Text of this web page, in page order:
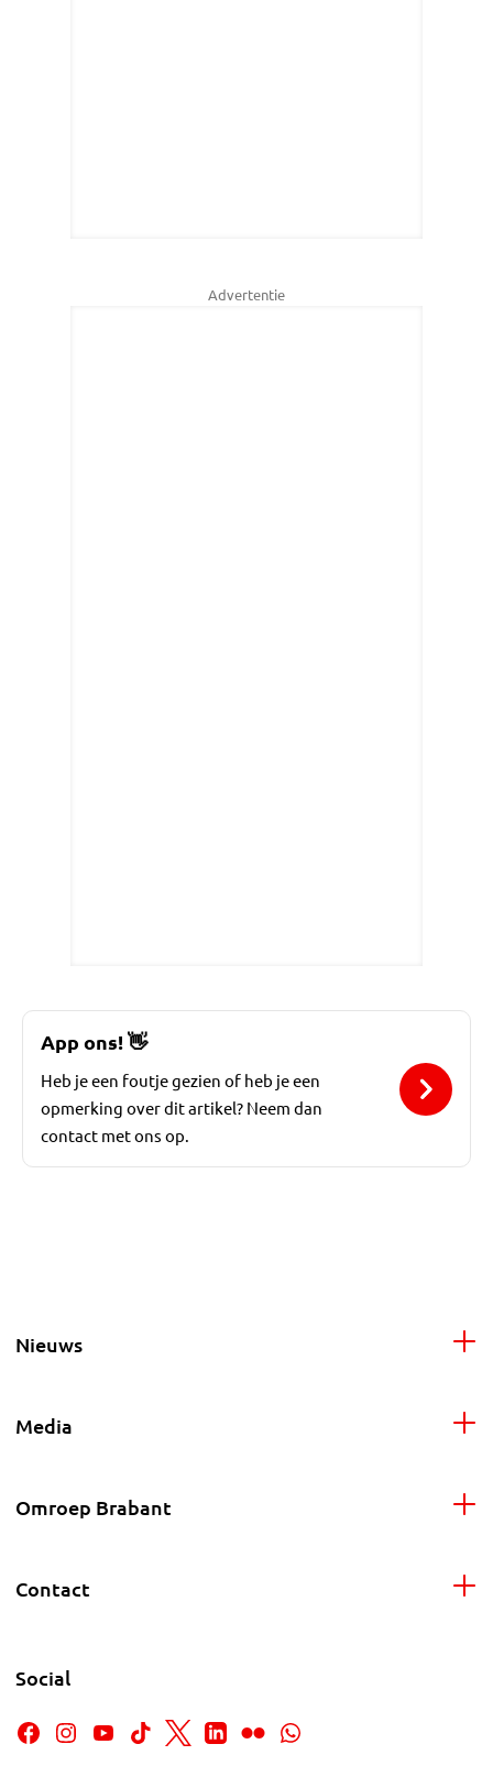
Advertentie
App ons!👋
Heb je een foutje gezien of heb je een
opmerking over dit artikel? Neem dan
contact met ons op.
Nieuws
Media
Omroep Brabant
Contact
Social